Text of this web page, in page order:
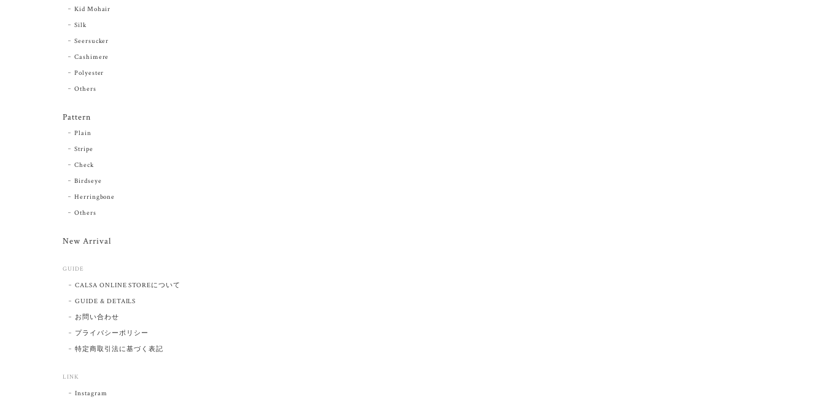
Kid Mohair
Silk
Seersucker
Cashimere
Polyester
Others
Pattern
Plain
Stripe
Check
Birdseye
Herringbone
Others
New Arrival
GUIDE
CALSA ONLINE STOREについて
GUIDE & DETAILS
お問い合わせ
プライバシーポリシー
特定商取引法に基づく表記
LINK
Instagram